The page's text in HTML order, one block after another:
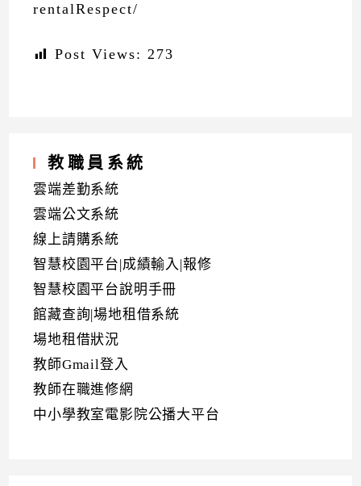
rentalRespect/
Post Views: 273
教職員系統
雲端差勤系統
雲端公文系統
線上請購系統
智慧校園平台|成績輸入|報修
智慧校園平台說明手冊
館藏查詢|場地租借系統
場地租借狀況
教師Gmail登入
教師在職進修網
中小學教室電影院公播大平台